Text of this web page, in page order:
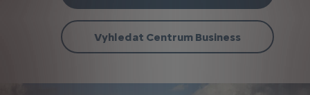
Vyhledat Centrum Business